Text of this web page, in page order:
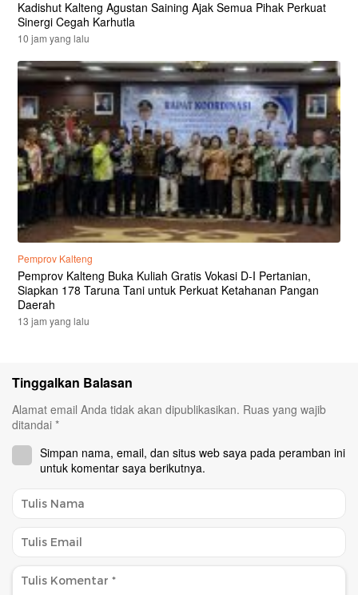
Kadishut Kalteng Agustan Saining Ajak Semua Pihak Perkuat
Sinergi Cegah Karhutla
10 jam yang lalu
Pemprov Kalteng
Pemprov Kalteng Buka Kuliah Gratis Vokasi D-I Pertanian,
Siapkan 178 Taruna Tani untuk Perkuat Ketahanan Pangan
Daerah
13 jam yang lalu
Tinggalkan Balasan
Alamat email Anda tidak akan dipublikasikan. Ruas yang wajib
ditandai *
Simpan nama, email, dan situs web saya pada peramban ini
untuk komentar saya berikutnya.